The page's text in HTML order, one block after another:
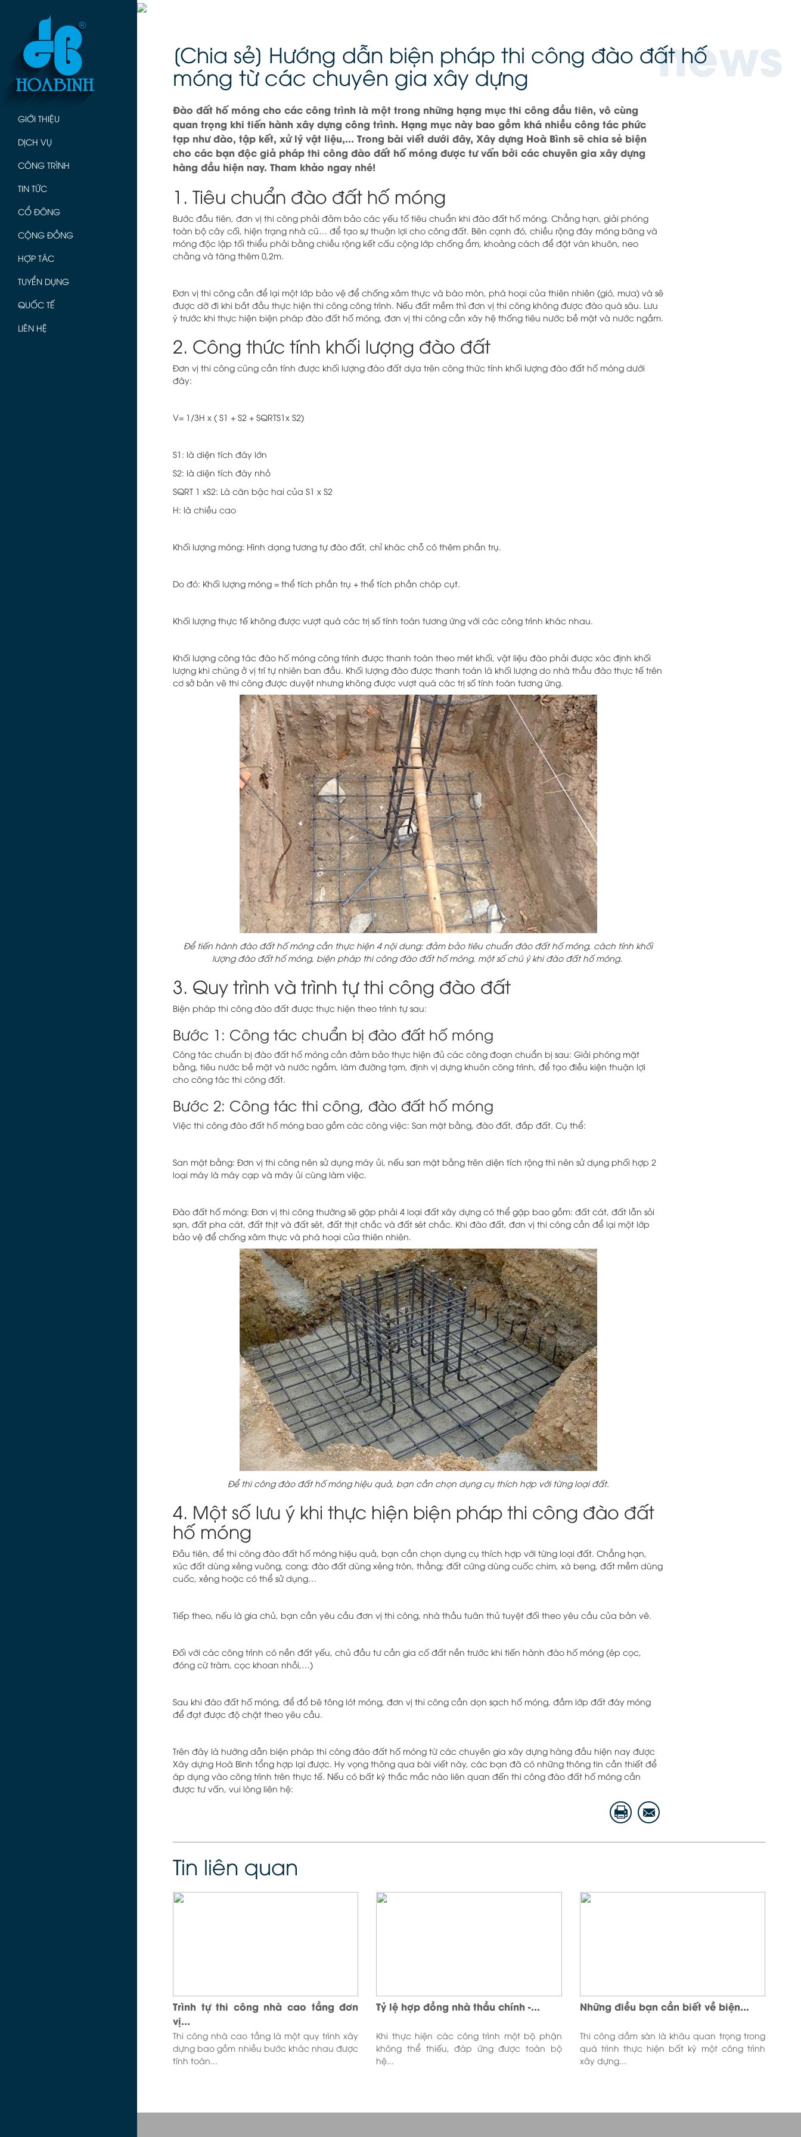
GIỚI THIỆU
DỊCH VỤ
CÔNG TRÌNH
TIN TỨC
CỔ ĐÔNG
CỘNG ĐỒNG
HỢP TÁC
TUYỂN DỤNG
QUỐC TẾ
LIÊN HỆ
[Chia sẻ] Hướng dẫn biện pháp thi công đào đất hố
móng từ các chuyên gia xây dựng news
Đào đất hố móng cho các công trình là một trong những hạng mục thi công đầu tiên, vô cùng
quan trọng khi tiến hành xây dựng công trình. Hạng mục này bao gồm khá nhiều công tác phức
tạp như đào, tập kết, xử lý vật liệu,... Trong bài viết dưới đây, Xây dựng Hoà Bình sẽ chia sẻ biện
cho các bạn độc giả pháp thi công đào đất hố móng được tư vấn bởi các chuyên gia xây dựng
hàng đầu hiện nay. Tham khảo ngay nhé!
1. Tiêu chuẩn đào đất hố móng
Bước đầu tiên, đơn vị thi công phải đảm bảo các yếu tố tiêu chuẩn khi đào đất hố móng. Chẳng hạn, giải phóng
toàn bộ cây cối, hiện trạng nhà cũ… để tạo sự thuận lợi cho công đất. Bên cạnh đó, chiều rộng đáy móng băng và
móng độc lập tối thiểu phải bằng chiều rộng kết cấu cộng lớp chống ẩm, khoảng cách để đặt ván khuôn, neo
chằng và tăng thêm 0,2m.
Đơn vị thi công cần để lại một lớp bảo vệ để chống xâm thực và bào mòn, phá hoại của thiên nhiên (gió, mưa) và sẽ
được dỡ đi khi bắt đầu thực hiện thi công công trình. Nếu đất mềm thì đơn vị thi công không được đào quá sâu. Lưu
ý trước khi thực hiện biện pháp đào đất hố móng, đơn vị thi công cần xây hệ thống tiêu nước bề mặt và nước ngầm.
2. Công thức tính khối lượng đào đất
Đơn vị thi công cũng cần tính được khối lượng đào đất dựa trên công thức tính khối lượng đào đất hố móng dưới
đây:
V= 1/3H x ( S1 + S2 + SQRTS1x S2)
S1: là diện tích đáy lớn
S2: là diện tích đáy nhỏ
SQRT 1 xS2: Là căn bậc hai của S1 x S2
H: là chiều cao
Khối lượng móng: Hình dạng tương tự đào đất, chỉ khác chỗ có thêm phần trụ.
Do đó: Khối lượng móng = thể tích phần trụ + thể tích phần chóp cụt.
Khối lượng thực tế không được vượt quá các trị số tính toán tương ứng với các công trình khác nhau.
Khối lượng công tác đào hố móng công trình được thanh toán theo mét khối, vật liệu đào phải được xác định khối
lượng khi chúng ở vị trí tự nhiên ban đầu. Khối lượng đào được thanh toán là khối lượng do nhà thầu đào thực tế trên
cơ sở bản vẽ thi công được duyệt nhưng không được vượt quá các trị số tính toán tương ứng.
Để tiến hành đào đất hố móng cần thực hiện 4 nội dung: đảm bảo tiêu chuẩn đào đất hố móng, cách tính khối
lượng đào đất hố móng, biện pháp thi công đào đất hố móng, một số chú ý khi đào đất hố móng.
3. Quy trình và trình tự thi công đào đất
Biện pháp thi công đào đất được thực hiện theo trình tự sau:
Bước 1: Công tác chuẩn bị đào đất hố móng
Công tác chuẩn bị đào đất hố móng cần đảm bảo thực hiện đủ các công đoạn chuẩn bị sau: Giải phóng mặt
bằng, tiêu nước bề mặt và nước ngầm, làm đường tạm, định vị dựng khuôn công trình, để tạo điều kiện thuận lợi
cho công tác thi công đất.
Bước 2: Công tác thi công, đào đất hố móng
Việc thi công đào đất hố móng bao gồm các công việc: San mặt bằng, đào đất, đắp đất. Cụ thể:
San mặt bằng: Đơn vị thi công nên sử dụng máy ủi, nếu san mặt bằng trên diện tích rộng thì nên sử dụng phối hợp 2
loại máy là máy cạp và máy ủi cùng làm việc.
Đào đất hố móng: Đơn vị thi công thường sẽ gặp phải 4 loại đất xây dựng có thể gặp bao gồm: đất cát, đất lẫn sỏi
sạn, đất pha cát, đất thịt và đất sét, đất thịt chắc và đất sét chắc. Khi đào đất, đơn vị thi công cần để lại một lớp
bảo vệ để chống xâm thực và phá hoại của thiên nhiên.
Để thi công đào đất hố móng hiệu quả, bạn cần chọn dụng cụ thích hợp với từng loại đất.
4. Một số lưu ý khi thực hiện biện pháp thi công đào đất
hố móng
Đầu tiên, để thi công đào đất hố móng hiệu quả, bạn cần chọn dụng cụ thích hợp với từng loại đất. Chẳng hạn,
xúc đất dùng xẻng vuông, cong; đào đất dùng xẻng tròn, thẳng; đất cứng dùng cuốc chim, xà beng, đất mềm dùng
cuốc, xẻng hoặc có thể sử dụng…
Tiếp theo, nếu là gia chủ, bạn cần yêu cầu đơn vị thi công, nhà thầu tuân thủ tuyệt đối theo yêu cầu của bản vẽ.
Đối với các công trình có nền đất yếu, chủ đầu tư cần gia cố đất nền trước khi tiến hành đào hố móng (ép cọc,
đóng cừ tràm, cọc khoan nhồi,…)
Sau khi đào đất hố móng, để đổ bê tông lót móng, đơn vị thi công cần dọn sạch hố móng, đầm lớp đất đáy móng
để đạt được độ chặt theo yêu cầu.
Trên đây là hướng dẫn biện pháp thi công đào đất hố móng từ các chuyên gia xây dựng hàng đầu hiện nay được
Xây dựng Hoà Bình tổng hợp lại được. Hy vọng thông qua bài viết này, các bạn đã có những thông tin cần thiết để
áp dụng vào công trình trên thực tế. Nếu có bất kỳ thắc mắc nào liên quan đến thi công đào đất hố móng cần
được tư vấn, vui lòng liên hệ:
Tin liên quan
Trình tự thi công nhà cao tầng đơn
vị...
Thi công nhà cao tầng là một quy trình xây
dựng bao gồm nhiều bước khác nhau được
tính toán...
Tỷ lệ hợp đồng nhà thầu chính -...
Khi thực hiện các công trình một bộ phận
không thể thiếu, đáp ứng được toàn bộ
hệ...
Những điều bạn cần biết về biện...
Thi công dầm sàn là khâu quan trọng trong
quá trình thực hiện bất kỳ một công trình
xây dựng...